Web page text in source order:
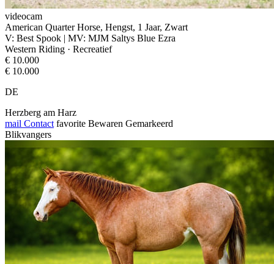
videocam
American Quarter Horse, Hengst, 1 Jaar, Zwart
V: Best Spook | MV: MJM Saltys Blue Ezra
Western Riding · Recreatief
€ 10.000
€ 10.000
DE
Herzberg am Harz
mail Contact favorite Bewaren Gemarkeerd
Blikvangers